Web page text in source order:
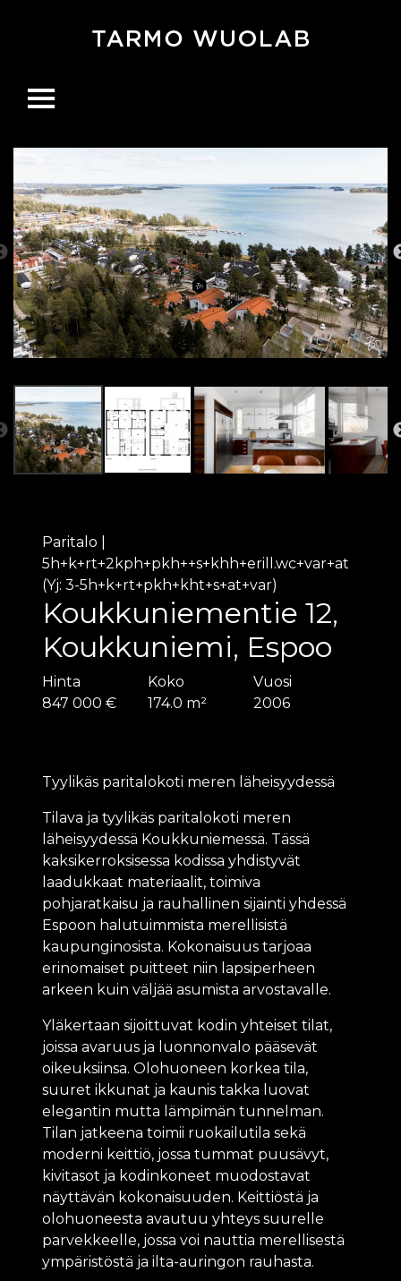
Paritalo
5h+k+rt+2kph+pkh++s+khh+erill.wc+var+at
(Yj: 3-5h+k+rt+pkh+kht+s+at+var)
Koukkuniementie 12,
Koukkuniemi, Espoo
Hinta
847 000 €
Koko
174.0 m²
Vuosi
2006
Tyylikäs paritalokoti meren läheisyydessä
Tilava ja tyylikäs paritalokoti meren
läheisyydessä Koukkuniemessä. Tässä
kaksikerroksisessa kodissa yhdistyvät
laadukkaat materiaalit, toimiva
pohjaratkaisu ja rauhallinen sijainti yhdessä
Espoon halutuimmista merellisistä
kaupunginosista. Kokonaisuus tarjoaa
erinomaiset puitteet niin lapsiperheen
arkeen kuin väljää asumista arvostavalle.
Yläkertaan sijoittuvat kodin yhteiset tilat,
joissa avaruus ja luonnonvalo pääsevät
oikeuksiinsa. Olohuoneen korkea tila,
suuret ikkunat ja kaunis takka luovat
elegantin mutta lämpimän tunnelman.
Tilan jatkeena toimii ruokailutila sekä
moderni keittiö, jossa tummat puusävyt,
kivitasot ja kodinkoneet muodostavat
näyttävän kokonaisuuden. Keittiöstä ja
olohuoneesta avautuu yhteys suurelle
parvekkeelle, jossa voi nauttia merellisestä
ympäristöstä ja ilta-auringon rauhasta.